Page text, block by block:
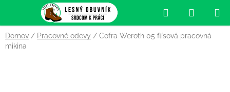
obsah
Hľadať
KOŠÍK
Domov / Pracovné odevy / Cofra Weroth 05 flísová pracovná
mikina